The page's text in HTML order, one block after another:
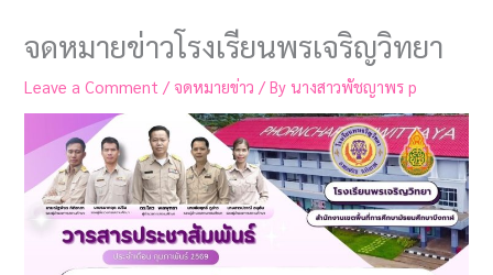
จดหมายข่าวโรงเรียนพรเจริญวิทยา
Leave a Comment / จดหมายข่าว / Byนางสาวพัชญาพร p